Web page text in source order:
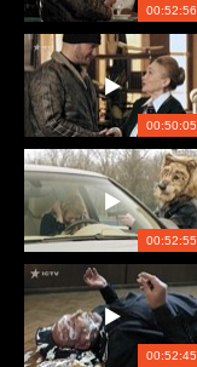
00:52:56
00:50:05
00:52:55
00:52:45